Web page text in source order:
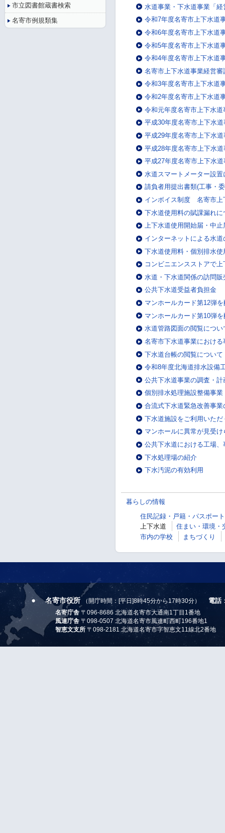
水道事業・下水道事業「
令和7年度名寄市上下水道
令和6年度名寄市上下水道
令和5年度名寄市上下水道
令和4年度名寄市上下水道
名寄市上下水道事業経営審
令和3年度名寄市上下水道
令和2年度名寄市上下水道
令和元年度名寄市上下水
平成30年度名寄市上下水
平成29年度名寄市上下水
平成28年度名寄市上下水
平成27年度名寄市上下水
水道スマートメーター設
請負者用提出書類(工事・
インボイス制度 名寄市上
下水道使用料の賦課漏れに
上下水道使用開始届・中止
インターネットによる水
下水道使用料・個別排水使
コンビニエンスストアで
水道・下水道関係の訪問販
公共下水道受益者負担金
マンホールカード第12弾
マンホールカード第10弾
水道管路図面の閲覧につい
名寄市下水道事業におけ
下水道台帳の閲覧について
令和8年度北海道排水設備
公共下水道事業の調査・計
個別排水処理施設整備事業
合流式下水道緊急改善事
下水道施設をご利用いただ
マンホールに異常が見受
公共下水道における工場
下水処理場の紹介
下水汚泥の有効利用
暮らしの情報
住民記録・戸籍・パスポー
上下水道
住まい・環境・
市内の学校
まちづくり
市立図書館蔵書検索
名寄市例規類集
名寄市役所 （開庁時間：[平日]8時45分から17時30分） 電話
名寄庁舎 〒096-8686 北海道名寄市大通南1丁目1番地
風連庁舎 〒098-0507 北海道名寄市風連町西町196番地1
智恵文支所 〒098-2181 北海道名寄市字智恵文11線北2番地